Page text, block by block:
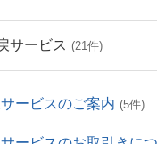
サービス (21件)
ービスのご案内 (5件)